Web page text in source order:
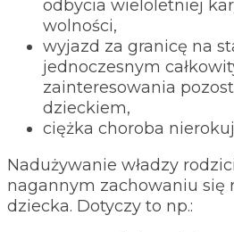
odbycia wieloletniej
wolności,
wyjazd za granicę na
jednoczesnym
zainteresowania
dzieckiem,
ciężka choroba
Nadużywanie władzy
nagannym zachowaniu się
dziecka. Dotyczy to np.: